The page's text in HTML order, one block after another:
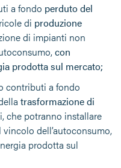
a fondo perduto del
di produzione
di impianti non
con
prodotta sul mercato;
contributi a fondo
trasformazione di
che potranno installare
dell’autoconsumo,
prodotta sul